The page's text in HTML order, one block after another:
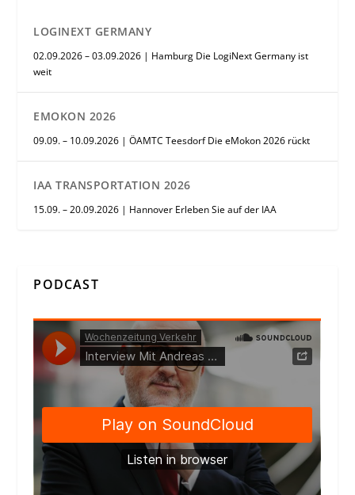
LOGINEXT GERMANY
02.09.2026 – 03.09.2026 | Hamburg Die LogiNext Germany ist
weit
EMOKON 2026
09.09. – 10.09.2026 | ÖAMTC Teesdorf Die eMokon 2026 rückt
IAA TRANSPORTATION 2026
15.09. – 20.09.2026 | Hannover Erleben Sie auf der IAA
PODCAST